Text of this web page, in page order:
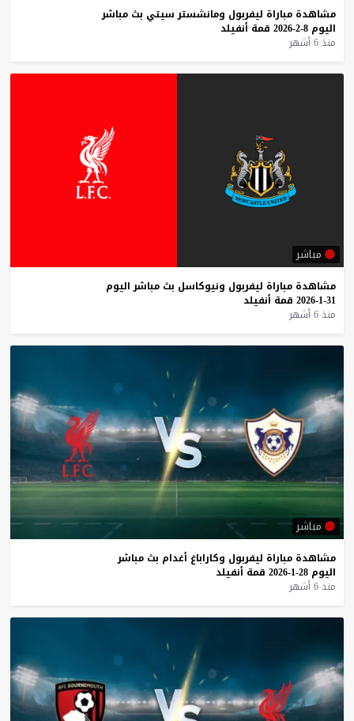
مشاهدة مباراة ليفربول ومانشستر سيتي بث مباشر
اليوم 8-2-2026 قمة أنفيلد
منذ 6 أشهر
مباشر
مشاهدة مباراة ليفربول ونيوكاسل بث مباشر اليوم
31-1-2026
قمة أنفيلد
منذ 6 أشهر
مباشر
مشاهدة مباراة ليفربول وكاراباغ أغدام بث مباشر
اليوم 28-1-2026 قمة أنفيلد
منذ 6 أشهر